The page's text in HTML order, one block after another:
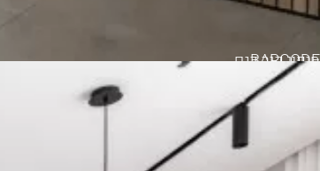
חיפוי קיר דגם
BARCODE